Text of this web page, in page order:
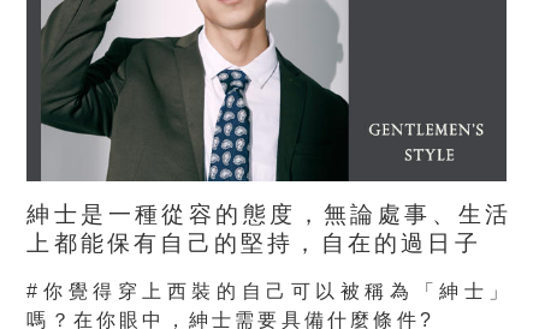
紳士是一種從容的態度，無論處事、生活
上都能保有自己的堅持，自在的過日子
#你覺得穿上西裝的自己可以被稱為「紳士」
嗎？在你眼中，紳士需要具備什麼條件?